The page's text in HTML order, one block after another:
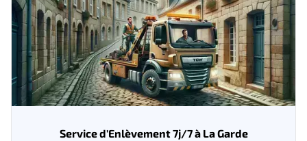
Service d'Enlèvement 7j/7 à La Garde